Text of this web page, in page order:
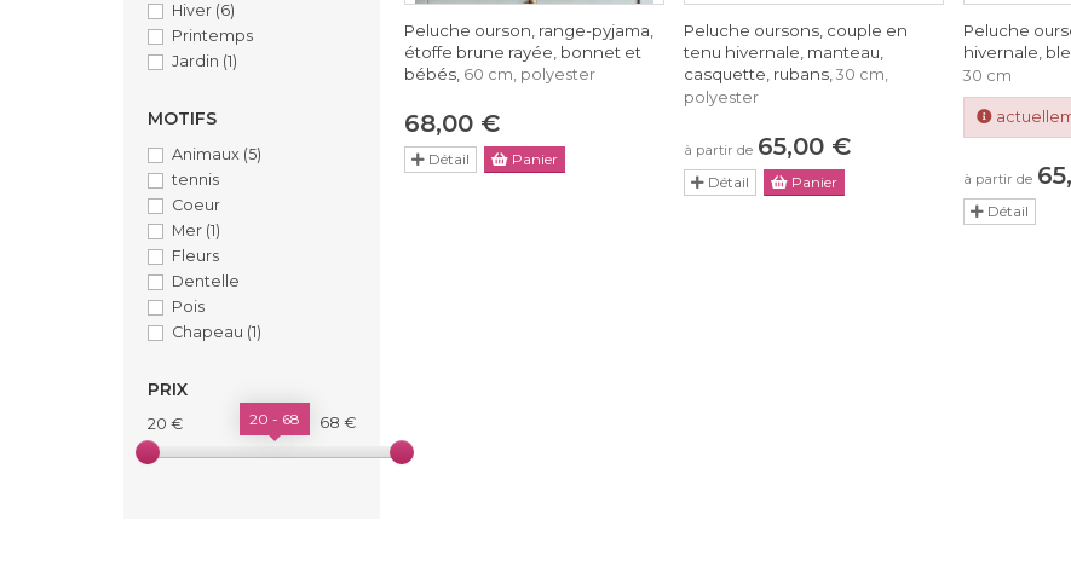
Peluche ourson, range-pyjama,
étoffe brune rayée, bonnet et
bébés, 60 cm, polyester
68,00 €
Détail Panier
Peluche oursons, couple en
tenu hivernale, manteau,
casquette, rubans, 30 cm,
polyester
à partir de 65,00 €
Détail Panier
Peluche
hivernale,
30 cm
à partir de
Détail
Hiver (6)
Printemps
Jardin (1)
MOTIFS
Animaux (5)
tennis
Coeur
Mer (1)
Fleurs
Dentelle
Pois
Chapeau (1)
PRIX
20 € 68 €
20 - 68